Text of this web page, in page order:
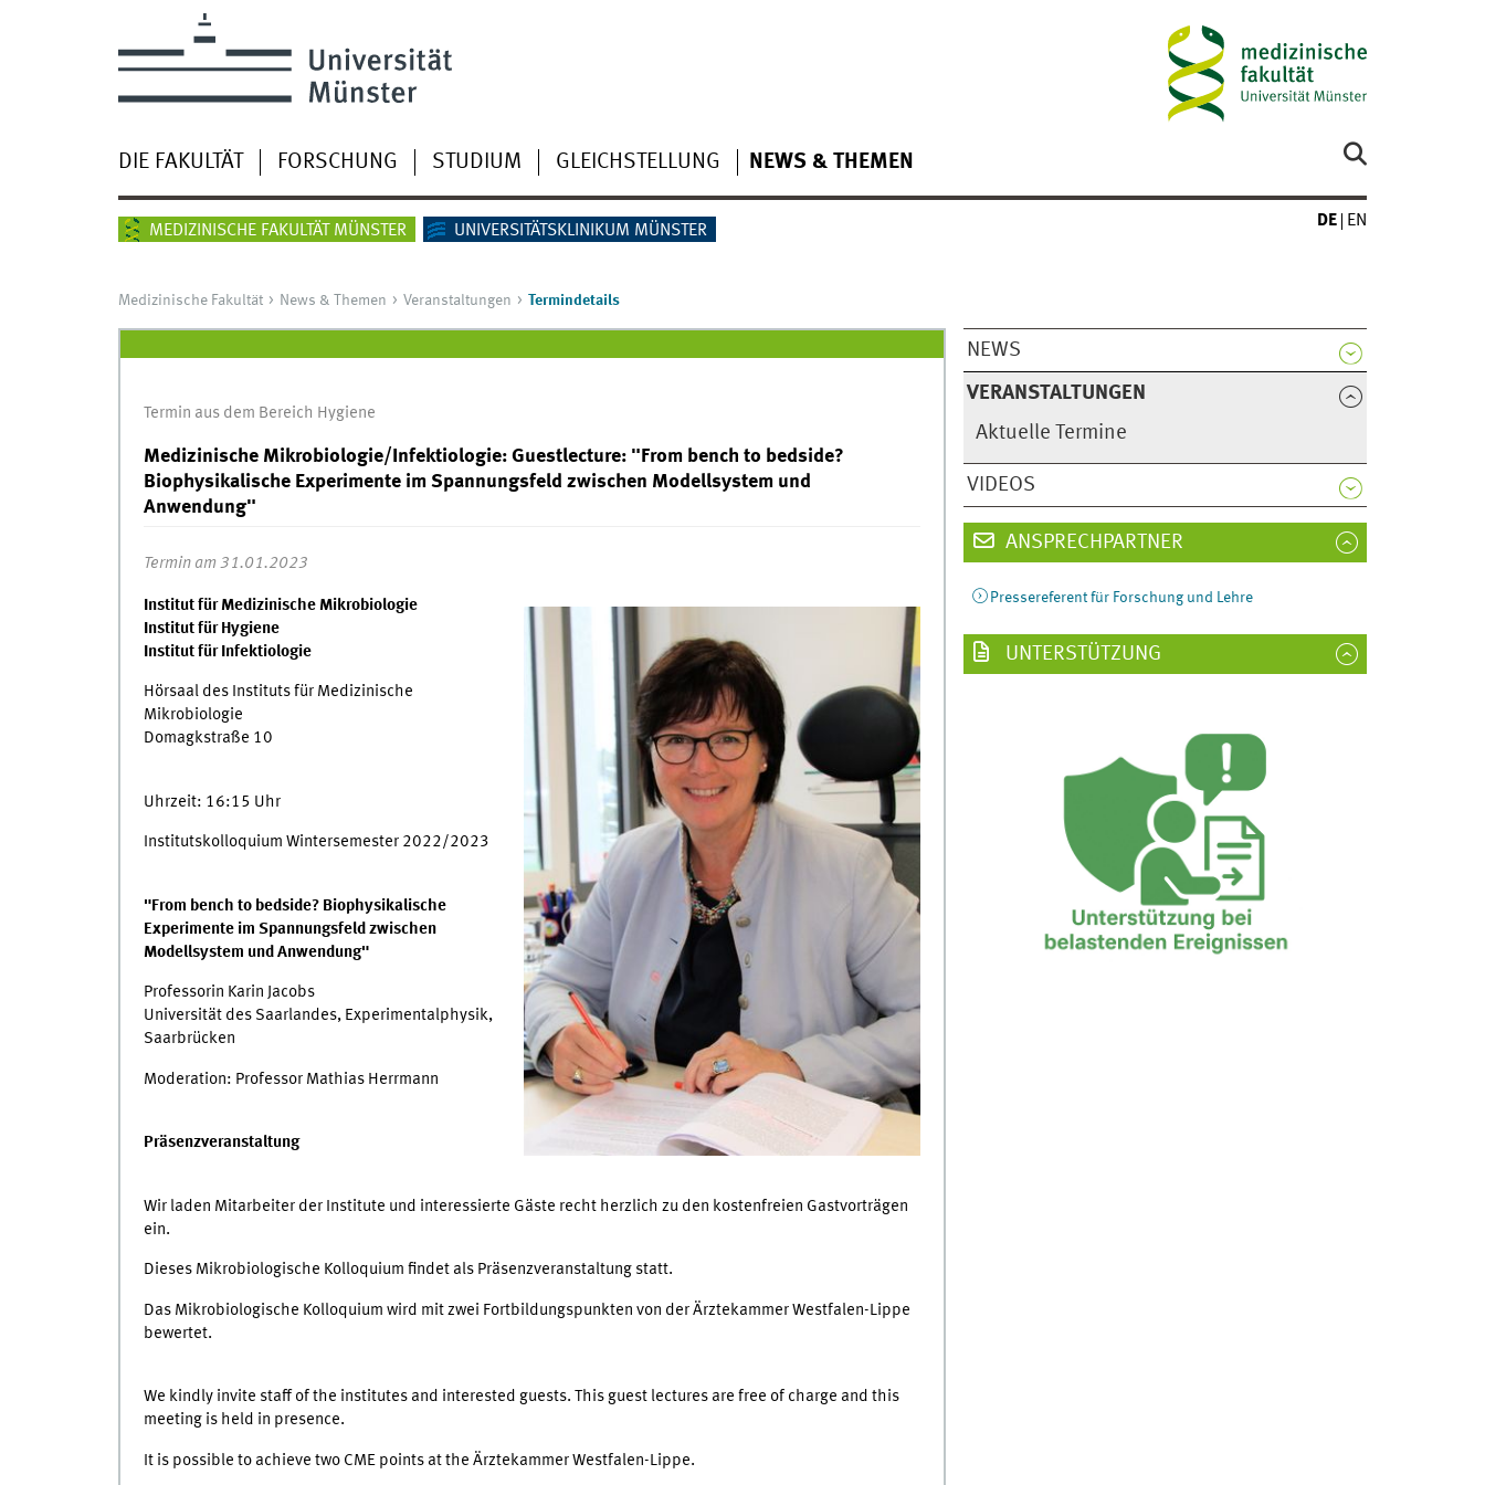
DIE FAKULTÄT FORSCHUNG STUDIUM GLEICHSTELLUNG NEWS & THEMEN
MEDIZINISCHE FAKULTÄT MÜNSTER UNIVERSITÄTSKLINIKUM MÜNSTER
DE EN
Medizinische Fakultät News & Themen Veranstaltungen Termindetails
NEWS
VERANSTALTUNGEN
Aktuelle Termine
VIDEOS
Termin aus dem Bereich Hygiene
Medizinische Mikrobiologie/Infektiologie: Guestlecture: "From bench to bedside?
Biophysikalische Experimente im Spannungsfeld zwischen Modellsystem und
Anwendung"
Termin am 31.01.2023
Institut für Medizinische Mikrobiologie
Institut für Hygiene
Institut für Infektiologie
Hörsaal des Instituts für Medizinische
Mikrobiologie
Domagkstraße 10
Uhrzeit: 16:15 Uhr
Institutskolloquium Wintersemester 2022/2023
"From bench to bedside? Biophysikalische
Experimente im Spannungsfeld zwischen
Modellsystem und Anwendung"
Professorin Karin Jacobs
Universität des Saarlandes, Experimentalphysik,
Saarbrücken
Moderation: Professor Mathias Herrmann
Präsenzveranstaltung
Wir laden Mitarbeiter der Institute und interessierte Gäste recht herzlich zu den kostenfreien Gastvorträgen
ein.
Dieses Mikrobiologische Kolloquium findet als Präsenzveranstaltung statt.
Das Mikrobiologische Kolloquium wird mit zwei Fortbildungspunkten von der Ärztekammer Westfalen-Lippe
bewertet.
We kindly invite staff of the institutes and interested guests. This guest lectures are free of charge and this
meeting is held in presence.
It is possible to achieve two CME points at the Ärztekammer Westfalen-Lippe.
ANSPRECHPARTNER
Pressereferent für Forschung und Lehre
UNTERSTÜTZUNG